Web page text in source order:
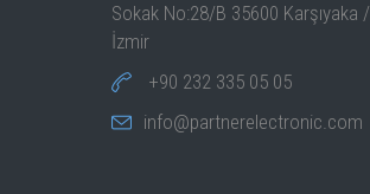
Sokak No:28/B 35600 Karşıyaka /
İzmir
+90 232 335 05 05
info@partnerelectronic.com